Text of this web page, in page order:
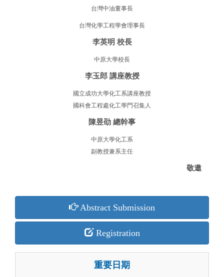
台灣中油董事長
台灣化學工程學會理事長
李英明 校長
中原大學校長
李玉郎 講座教授
國立成功大學化工系講座教授
國科會工程處化工學門召集人
陳昱劭 總幹事
中原大學化工系
副教授兼系主任
敬邀
Abstract Submission
Registration
重要日期